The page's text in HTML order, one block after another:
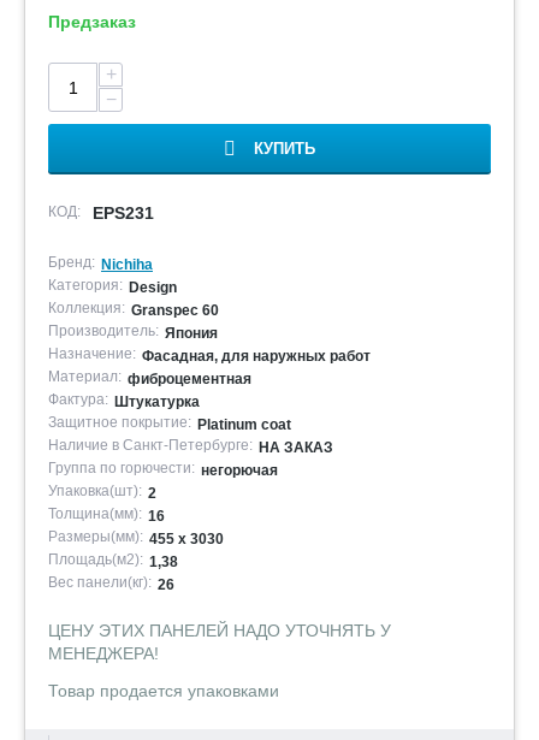
Предзаказ
+
−
КУПИТЬ
КОД: EPS231
Бренд: Nichiha
Категория: Design
Коллекция: Granspec 60
Производитель: Япония
Назначение: Фасадная, для наружных работ
Материал: фиброцементная
Фактура: Штукатурка
Защитное покрытие: Platinum coat
Наличие в Санкт-Петербурге: НА ЗАКАЗ
Группа по горючести: негорючая
Упаковка(шт): 2
Толщина(мм): 16
Размеры(мм): 455 х 3030
Площадь(м2): 1,38
Вес панели(кг): 26
ЦЕНУ ЭТИХ ПАНЕЛЕЙ НАДО УТОЧНЯТЬ У
МЕНЕДЖЕРА!
Товар продается упаковками